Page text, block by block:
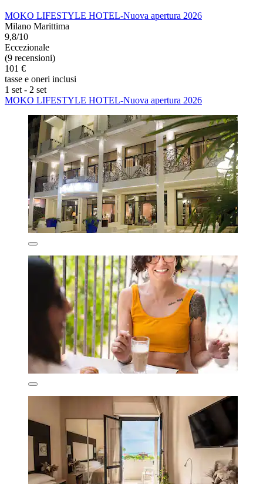
MOKO LIFESTYLE HOTEL-Nuova apertura 2026
Milano Marittima
9,8/10
Eccezionale
(9 recensioni)
101 €
tasse e oneri inclusi
1 set - 2 set
MOKO LIFESTYLE HOTEL-Nuova apertura 2026